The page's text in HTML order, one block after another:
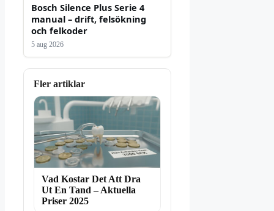
Bosch Silence Plus Serie 4
manual – drift, felsökning
och felkoder
5 aug 2026
Fler artiklar
Vad Kostar Det Att Dra
Ut En Tand – Aktuella
Priser 2025